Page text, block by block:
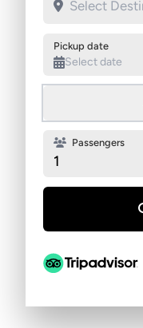
Pickup date
Passengers
1